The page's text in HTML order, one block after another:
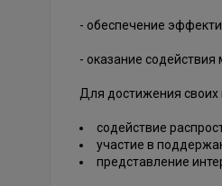
- обеспечение
- оказание
Для достижения
содействие
участие в
представление